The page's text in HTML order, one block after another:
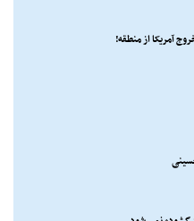
آمریکا از منطقه!